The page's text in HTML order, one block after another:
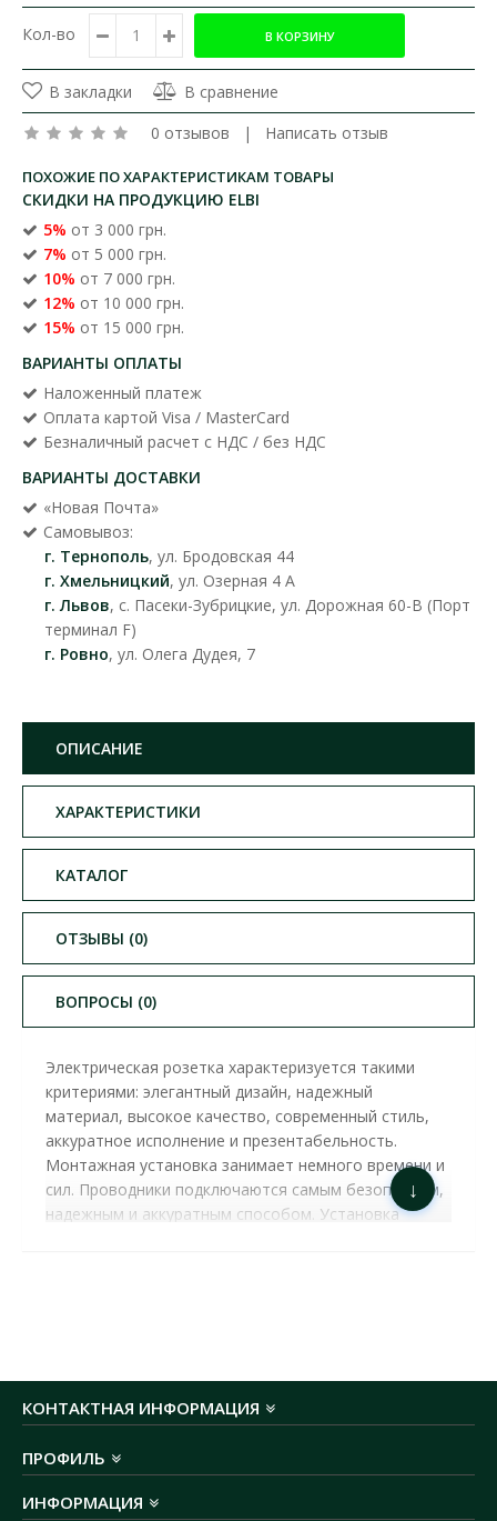
Кол-во
В закладки
В сравнение
0 отзывов | Написать отзыв
ПОХОЖИЕ ПО ХАРАКТЕРИСТИКАМ ТОВАРЫ
СКИДКИ НА ПРОДУКЦИЮ ELBI
5% от 3 000 грн.
7% от 5 000 грн.
10% от 7 000 грн.
12% от 10 000 грн.
15% от 15 000 грн.
ВАРИАНТЫ ОПЛАТЫ
Наложенный платеж
Оплата картой Visa / MasterCard
Безналичный расчет с НДС / без НДС
ВАРИАНТЫ ДОСТАВКИ
«Новая Почта»
Самовывоз:
г. Тернополь, ул. Бродовская 44
г. Хмельницкий, ул. Озерная 4 А
г. Львов, с. Пасеки-Зубрицкие, ул. Дорожная 60-В (Порт
терминал F)
г. Ровно, ул. Олега Дудея, 7
ОПИСАНИЕ
ХАРАКТЕРИСТИКИ
КАТАЛОГ
ОТЗЫВЫ (0)
ВОПРОСЫ (0)
Электрическая розетка характеризуется такими
критериями: элегантный дизайн, надежный
материал, высокое качество, современный стиль,
аккуратное исполнение и презентабельность.
Монтажная установка занимает немного времени и
сил. Проводники подключаются самым безопасным,
надежным и аккуратным способом. Установка
РОЗЕТКА ALSU ЧЕРНЫЙ МАТ 2-Я БЕЗ
ЗАЗЕМЛЕНИЯ ( 504-014800-908 )
ХАРАКТЕРИСТИКИ
номинальное напряжение:
↓
КОНТАКТНАЯ ИНФОРМАЦИЯ
ПРОФИЛЬ
ИНФОРМАЦИЯ